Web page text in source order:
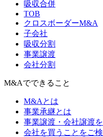
吸収合併
TOB
クロスボーダーM&A
子会社
吸収分割
事業譲渡
会社分割
M&Aでできること
M&Aとは
事業承継とは
事業譲渡・会社譲渡
会社を買うことをご